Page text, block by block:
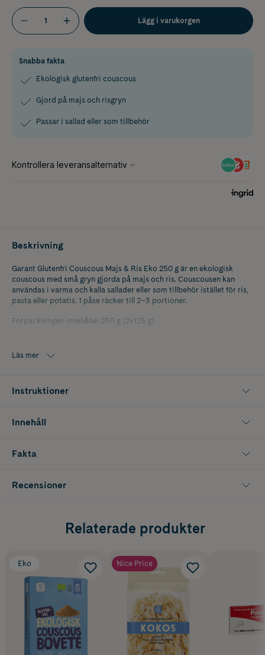
Lägg i varukorgen
Snabba fakta
Ekologisk glutenfri couscous
Gjord på majs och risgryn
Passar i sallad eller som tillbehör
Beskrivning
Garant Glutenfri Couscous Majs & Ris Eko 250 g är en ekologisk
couscous med små gryn gjorda på majs och ris. Couscousen kan
användas i varma och kalla sallader eller som tillbehör istället för ris,
pasta eller potatis. 1 påse räcker till 2–3 portioner.
Förpackningen innehåller 250 g (2x125 g).
Läs mer
Instruktioner
Innehåll
Fakta
Recensioner
Relaterade produkter
Eko Nice Price